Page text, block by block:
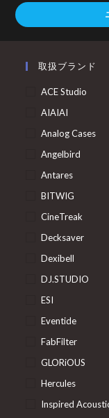
取扱ブランド
ACE Studio
AIAIAI
Analog Cases
Angelbird
Antares
BITWIG
CineTreak
Decksaver
Dexibell
DJ.STUDIO
ESI
Eventide
FabFilter
GLORiOUS
Hercules
Inspired